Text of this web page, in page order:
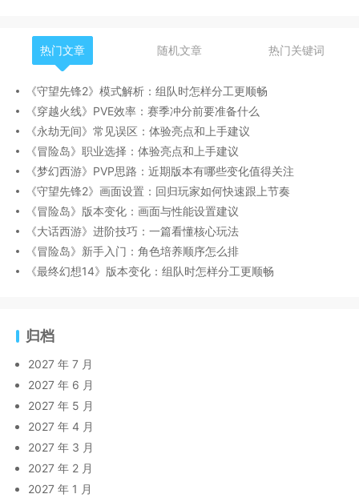
热门文章 随机文章 热门关键词
《守望先锋2》模式解析：组队时怎样分工更顺畅
《穿越火线》PVE效率：赛季冲分前要准备什么
《永劫无间》常见误区：体验亮点和上手建议
《冒险岛》职业选择：体验亮点和上手建议
《梦幻西游》PVP思路：近期版本有哪些变化值得关注
《守望先锋2》画面设置：回归玩家如何快速跟上节奏
《冒险岛》版本变化：画面与性能设置建议
《大话西游》进阶技巧：一篇看懂核心玩法
《冒险岛》新手入门：角色培养顺序怎么排
《最终幻想14》版本变化：组队时怎样分工更顺畅
归档
2027 年 7 月
2027 年 6 月
2027 年 5 月
2027 年 4 月
2027 年 3 月
2027 年 2 月
2027 年 1 月